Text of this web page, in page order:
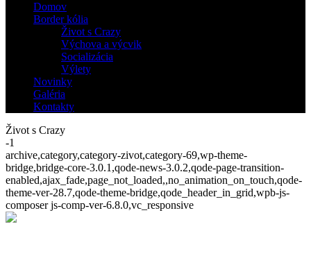
Domov
Border kólia
Život s Crazy
Výchova a výcvik
Socializácia
Výlety
Novinky
Galéria
Kontakty
Život s Crazy
-1
archive,category,category-zivot,category-69,wp-theme-
bridge,bridge-core-3.0.1,qode-news-3.0.2,qode-page-transition-
enabled,ajax_fade,page_not_loaded,,no_animation_on_touch,qode-
theme-ver-28.7,qode-theme-bridge,qode_header_in_grid,wpb-js-
composer js-comp-ver-6.8.0,vc_responsive